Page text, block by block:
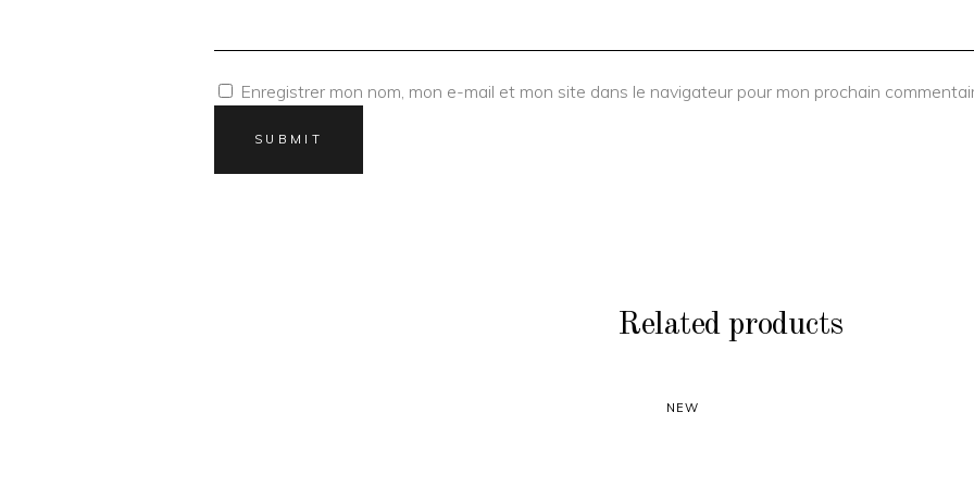
Enregistrer mon nom, mon e-mail et mon site dans le navigateur pour mon prochain
Related products
SALE
NEW